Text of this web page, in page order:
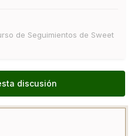
de Seguimientos de Sweet
discusión